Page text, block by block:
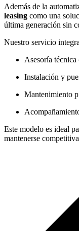
Además de la
leasing como una
última generación sin
Nuestro servicio
Asesoría técnica
Instalación y
Mantenimiento
Este modelo es ideal
mantenerse